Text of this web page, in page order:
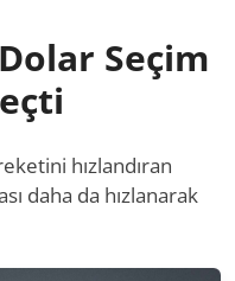
Seçim
hızlandıran
daha da hızlanarak